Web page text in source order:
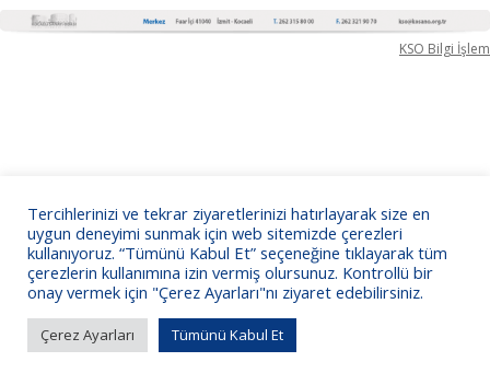
KSO Bilgi İşlem
Tercihlerinizi ve tekrar ziyaretlerinizi hatırlayarak size en
uygun deneyimi sunmak için web sitemizde çerezleri
kullanıyoruz. “Tümünü Kabul Et” seçeneğine tıklayarak tüm
çerezlerin kullanımına izin vermiş olursunuz. Kontrollü bir
onay vermek için "Çerez Ayarları"nı ziyaret edebilirsiniz.
Çerez Ayarları Tümünü Kabul Et